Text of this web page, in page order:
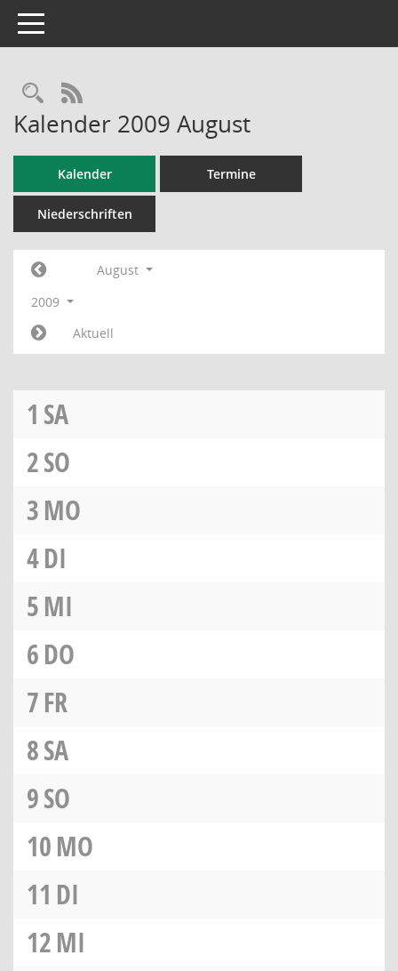
Toggle navigation
RSS-Feed
Kalender 2009 August
Kalender Termine
Niederschriften
August
2009
Aktuell
1 SA
2SO
3MO
4DI
5MI
6DO
7FR
8SA
9SO
10MO
11 DI
12MI